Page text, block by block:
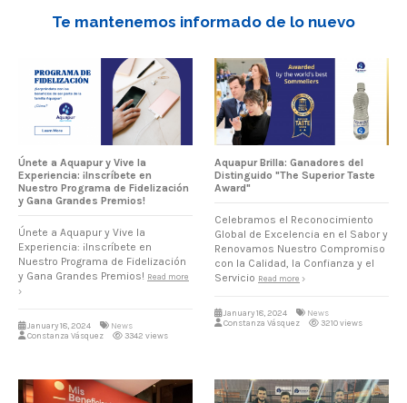
Te mantenemos informado de lo nuevo
Únete a Aquapur y Vive la
Experiencia: ¡Inscríbete en
Nuestro Programa de Fidelización
y Gana Grandes Premios!
Únete a Aquapur y Vive la
Experiencia: ¡Inscríbete en
Nuestro Programa de Fidelización
y Gana Grandes Premios! Read more
January 18, 2024
News
Constanza Vásquez
3342 views
Aquapur Brilla: Ganadores del
Distinguido "The Superior Taste
Award"
Celebramos el Reconocimiento
Global de Excelencia en el Sabor y
Renovamos Nuestro Compromiso
con la Calidad, la Confianza y el
Servicio Read more
January 18, 2024
News
Constanza Vásquez
3210 views